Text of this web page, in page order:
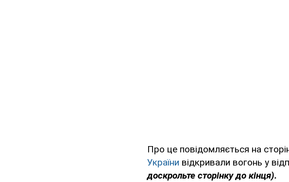
Про це повідомляється на
України відкривали вогонь у
доскрольте сторінку до кінця).